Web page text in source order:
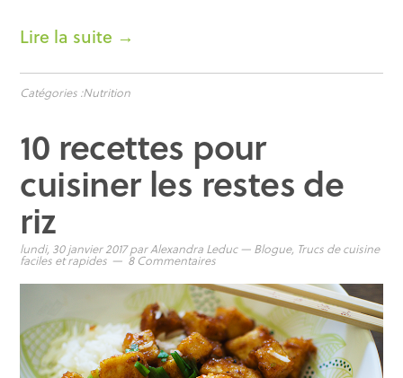
Lire la suite →
Catégories :Nutrition
10 recettes pour
cuisiner les restes de
riz
lundi, 30 janvier 2017parAlexandra Leduc — Blogue, Trucs de cuisine
faciles et rapides 8 Commentaires